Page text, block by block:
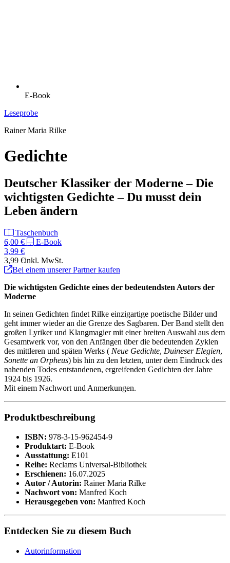
E-Book
Leseprobe
Rainer Maria Rilke
Gedichte
Deutscher Klassiker der Moderne – Die
wichtigsten Gedichte – Du musst dein
Leben ändern
Taschenbuch
6,00 €
E-Book
3,99 €
3,99 €inkl. MwSt.
Bei einem unserer Partner kaufen
Die wichtigsten Gedichte eines der bedeutendsten Autors der
Moderne
In seinen Gedichten findet Rilke einzigartige poetische Bilder und
geht immer wieder an die Grenze des Sagbaren. Der Band stellt den
großen Lyriker und Klangmagier mit einer breiten Auswahl aus dem
Gesamtwerk vor, von den Anfängen über die bedeutenden Zyklen
des mittleren und späten Werks ( Neue Gedichte, Duineser Elegien,
Sonette an Orpheus) bis hin zu den letzten, unter dem Eindruck des
nahenden Todes entstandenen, ergreifenden Gedichten der Jahre
1924 bis 1926.
Mit einem Nachwort und Anmerkungen.
Produktbeschreibung
ISBN: 978-3-15-962454-9
Produktart: E-Book
Ausstattung: E101
Reihe: Reclams Universal-Bibliothek
Erschienen: 16.07.2025
Autor / Autorin: Rainer Maria Rilke
Nachwort von: Manfred Koch
Herausgegeben von: Manfred Koch
Entdecken Sie zu diesem Buch
Autorinformation